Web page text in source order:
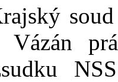
Vázán
NSS